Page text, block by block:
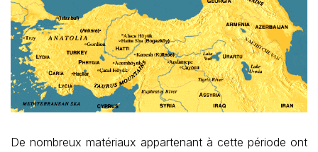
De nombreux matériaux appartenant à cette période ont